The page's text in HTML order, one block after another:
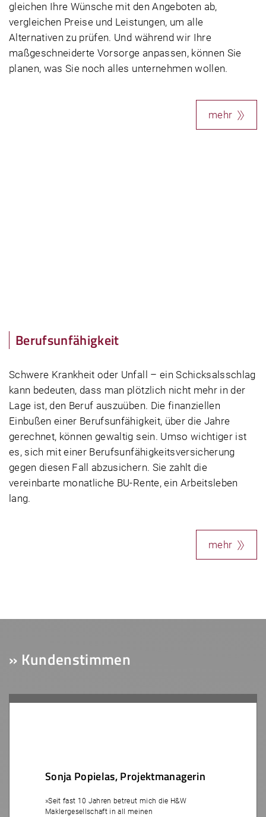
gleichen Ihre Wünsche mit den Angeboten ab,
vergleichen Preise und Leistungen, um alle
Alternativen zu prüfen. Und während wir Ihre
maßgeschneiderte Vorsorge anpassen, können Sie
planen, was Sie noch alles unternehmen wollen.
mehr
Berufsunfähigkeit
Schwere Krankheit oder Unfall – ein Schicksalsschlag
kann bedeuten, dass man plötzlich nicht mehr in der
Lage ist, den Beruf auszuüben. Die finanziellen
Einbußen einer Berufsunfähigkeit, über die Jahre
gerechnet, können gewaltig sein. Umso wichtiger ist
es, sich mit einer Berufsunfähigkeitsversicherung
gegen diesen Fall abzusichern. Sie zahlt die
vereinbarte monatliche BU-Rente, ein Arbeitsleben
lang.
mehr
» Kundenstimmen
Sonja Popielas, Projektmanagerin
»Seit fast 10 Jahren betreut mich die H&W
Maklergesellschaft in all meinen